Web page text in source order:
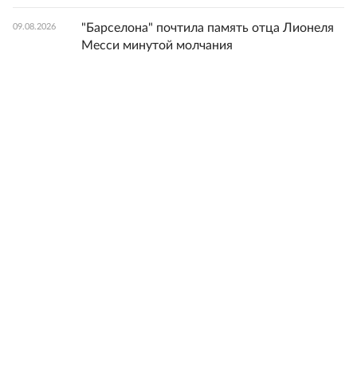
09.08.2026
"Барселона" почтила память отца Лионеля
Месси минутой молчания